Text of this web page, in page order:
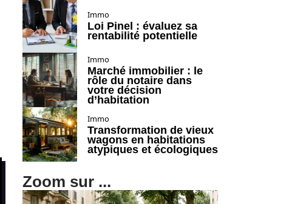
Immo
Loi Pinel : évaluez sa
rentabilité potentielle
Immo
Marché immobilier : le
rôle du notaire dans
votre décision
d’habitation
Immo
Transformation de vieux
wagons en habitations
atypiques et écologiques
Zoom sur ...